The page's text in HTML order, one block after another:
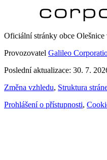
Oficiální stránky obce
Provozovatel Galileo
Poslední aktualizace: 30. 7.
Změna vzhledu, Struktura
Prohlášení o přístupnosti,